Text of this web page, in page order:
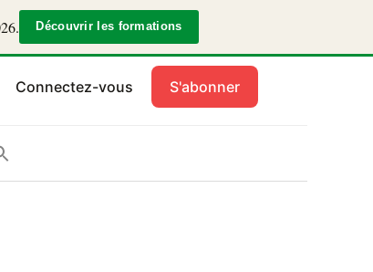
Découvrir les formations
Connectez-vous S'abonner